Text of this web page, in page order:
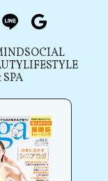
line
SOCIAL
LIFESTYLE